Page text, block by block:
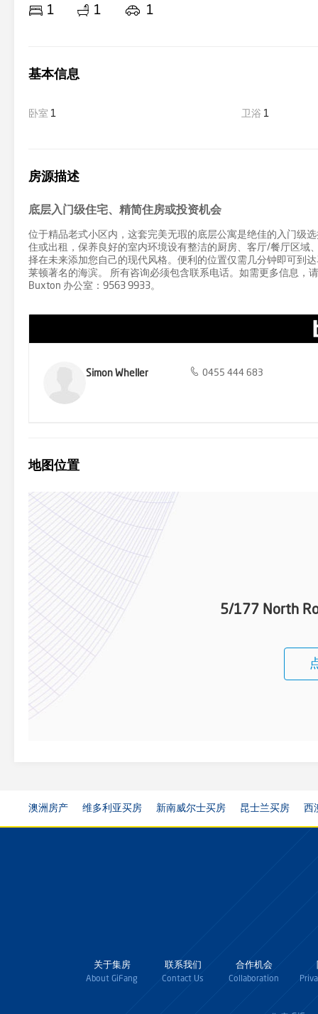
1 1 1
基本信息
卧室 1 卫浴 1
房源描述
底层入门级住宅、精简住房或投资机会
位于精品老式小区内，这套完美无瑕的底层公寓是绝佳的入门级
住或出租，保养良好的室内环境设有整洁的厨房、客厅/餐厅区域
择在未来添加您自己的现代风格。便利的位置仅需几分钟即可到
莱顿著名的海滨。 所有咨询必须包含联系电话。如需更多信息，
Buxton 办公室：9563 9933。
Simon Wheller 0455 444 683
地图位置
5/177 North
澳洲房产 维多利亚买房 新南威尔士买房 昆士兰买房 西
关于集房
About GiFang
联系我们
Contact Us
合作机会
Collaboration